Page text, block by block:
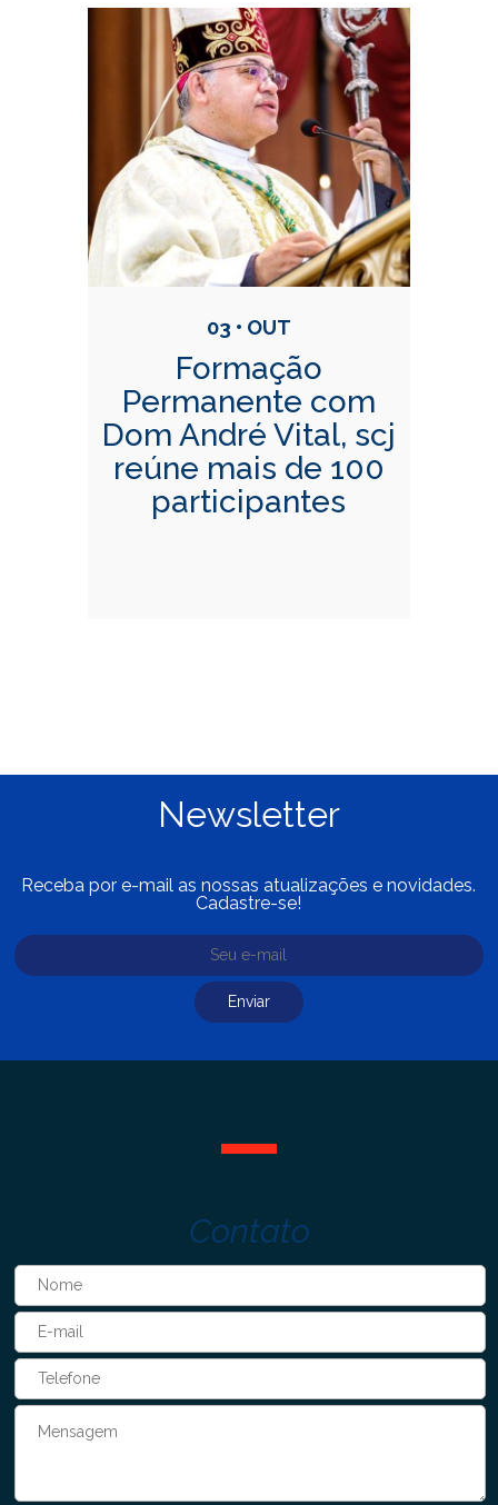
03 • OUT
Formação
Permanente com
Dom André Vital, scj
reúne mais de 100
participantes
Newsletter
Receba por e-mail as nossas atualizações e novidades.
Cadastre-se!
Contato